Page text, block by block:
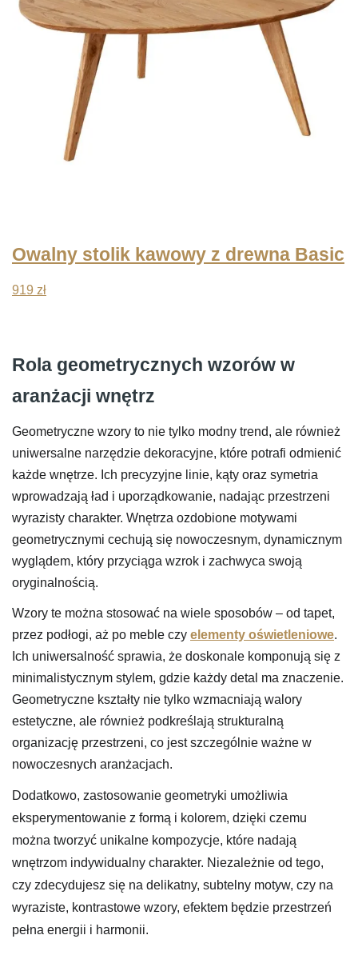
Owalny stolik kawowy z drewna Basic
919 zł
Rola geometrycznych wzorów w
aranżacji wnętrz
Geometryczne wzory to nie tylko modny trend, ale również
uniwersalne narzędzie dekoracyjne, które potrafi odmienić
każde wnętrze. Ich precyzyjne linie, kąty oraz symetria
wprowadzają ład i uporządkowanie, nadając przestrzeni
wyrazisty charakter. Wnętrza ozdobione motywami
geometrycznymi cechują się nowoczesnym, dynamicznym
wyglądem, który przyciąga wzrok i zachwyca swoją
oryginalnością.
Wzory te można stosować na wiele sposobów – od tapet,
przez podłogi, aż po meble czy elementy oświetleniowe.
Ich uniwersalność sprawia, że doskonale komponują się z
minimalistycznym stylem, gdzie każdy detal ma znaczenie.
Geometryczne kształty nie tylko wzmacniają walory
estetyczne, ale również podkreślają strukturalną
organizację przestrzeni, co jest szczególnie ważne w
nowoczesnych aranżacjach.
Dodatkowo, zastosowanie geometryki umożliwia
eksperymentowanie z formą i kolorem, dzięki czemu
można tworzyć unikalne kompozycje, które nadają
wnętrzom indywidualny charakter. Niezależnie od tego,
czy zdecydujesz się na delikatny, subtelny motyw, czy na
wyraziste, kontrastowe wzory, efektem będzie przestrzeń
pełna energii i harmonii.